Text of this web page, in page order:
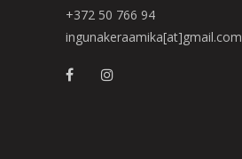
+372 50 766 94
ingunakeraamika[at]gmail.com